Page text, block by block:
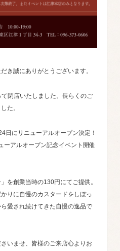
き誠にありがとうございます。
閉店いたしました。長らくのご
た。
日にリニューアルオープン決定！
ーアルオープン記念イベント開催
を創業当時の130円にてご提供。
りに自慢のカスタードをしぼっ
愛され続けてきた自慢の逸品で
いませ、皆様のご来店心よりお